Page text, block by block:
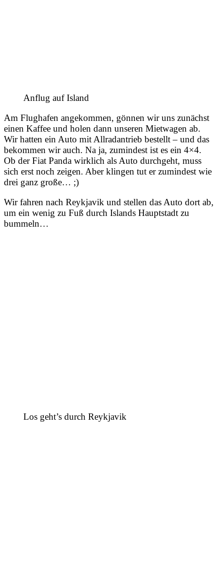
Anflug auf Island
Am Flughafen angekommen, gönnen wir uns zunächst
einen Kaffee und holen dann unseren Mietwagen ab.
Wir hatten ein Auto mit Allradantrieb bestellt – und das
bekommen wir auch. Na ja, zumindest ist es ein 4×4.
Ob der Fiat Panda wirklich als Auto durchgeht, muss
sich erst noch zeigen. Aber klingen tut er zumindest wie
drei ganz große… ;)
Wir fahren nach Reykjavik und stellen das Auto dort ab,
um ein wenig zu Fuß durch Islands Hauptstadt zu
bummeln…
Los geht’s durch Reykjavik